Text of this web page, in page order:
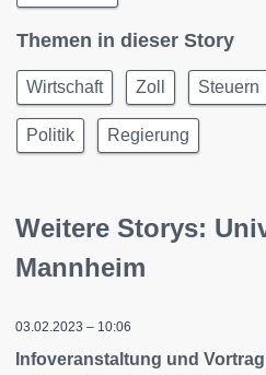
Themen in dieser Story
Wirtschaft Zoll Steuern
Politik Regierung
Weitere Storys:
Mannheim
03.02.2023 – 10:06
Infoveranstaltung und